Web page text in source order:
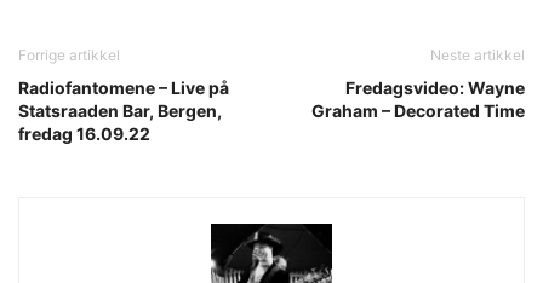
Forrige artikkel
Radiofantomene – Live på
Statsraaden Bar, Bergen,
fredag 16.09.22
Neste artikkel
Fredagsvideo: Wayne
Graham – Decorated Time